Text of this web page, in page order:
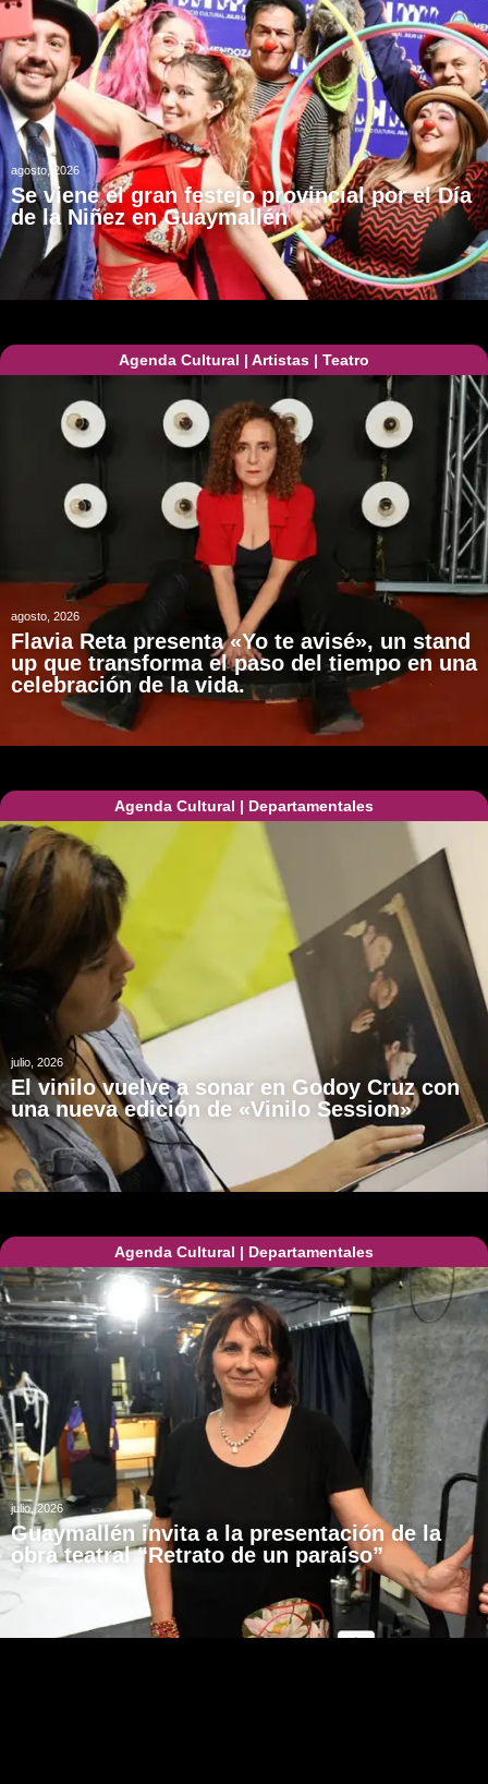
agosto, 2026
Se viene el gran festejo provincial por el Día
de la Niñez en Guaymallén
Agenda Cultural | Artistas | Teatro
agosto, 2026
Flavia Reta presenta «Yo te avisé», un stand
up que transforma el paso del tiempo en una
celebración de la vida.
Agenda Cultural | Departamentales
julio, 2026
El vinilo vuelve a sonar en Godoy Cruz con
una nueva edición de «Vinilo Session»
Agenda Cultural | Departamentales
julio, 2026
Guaymallén invita a la presentación de la
obra teatral “Retrato de un paraíso”